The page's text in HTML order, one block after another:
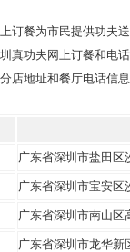
订餐为市民提供功夫
真功夫网上订餐和电
店地址和餐厅电话信
广东省深圳市盐田区
广东省深圳市宝安区
广东省深圳市南山区
广东省深圳市龙华新